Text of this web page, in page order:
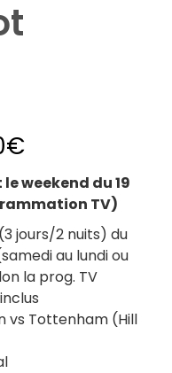
€
weekend du 19
TV)
jours/2 nuits) du
au lundi ou
la prog. TV
vs Tottenham (Hill